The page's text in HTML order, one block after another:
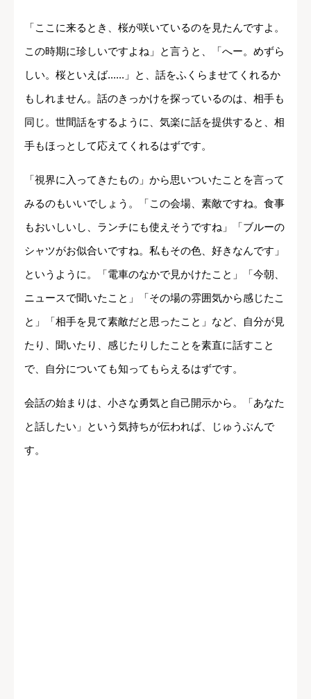
「ここに来るとき、桜が咲いているのを見たんですよ。
この時期に珍しいですよね」と言うと、「へー。めずら
しい。桜といえば......」と、話をふくらませてくれるか
もしれません。話のきっかけを探っているのは、相手も
同じ。世間話をするように、気楽に話を提供すると、相
手もほっとして応えてくれるはずです。
「視界に入ってきたもの」から思いついたことを言って
みるのもいいでしょう。「この会場、素敵ですね。食事
もおいしいし、ランチにも使えそうですね」「ブルーの
シャツがお似合いですね。私もその色、好きなんです」
というように。「電車のなかで見かけたこと」「今朝、
ニュースで聞いたこと」「その場の雰囲気から感じたこ
と」「相手を見て素敵だと思ったこと」など、自分が見
たり、聞いたり、感じたりしたことを素直に話すこと
で、自分についても知ってもらえるはずです。
会話の始まりは、小さな勇気と自己開示から。「あなた
と話したい」という気持ちが伝われば、じゅうぶんで
す。